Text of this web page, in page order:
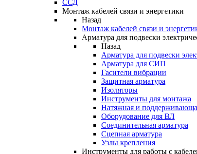
ССД
Монтаж кабелей связи и энергетики
Назад
Монтаж кабелей связи и
Арматура для подвески
Назад
Арматура для подвески
Арматура для СИП
Гасители вибрации
Защитная арматура
Изоляторы
Инструменты для монтажа
Натяжная и
Оборудование для ВЛ
Соединительная арматура
Сцепная арматура
Узлы крепления
Инструменты для работы с